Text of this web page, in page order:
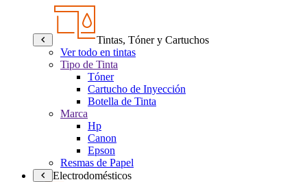
Tintas, Tóner y Cartuchos
Ver todo en tintas
Tipo de Tinta
Tóner
Cartucho de Inyección
Botella de Tinta
Marca
Hp
Canon
Epson
Resmas de Papel
Electrodomésticos